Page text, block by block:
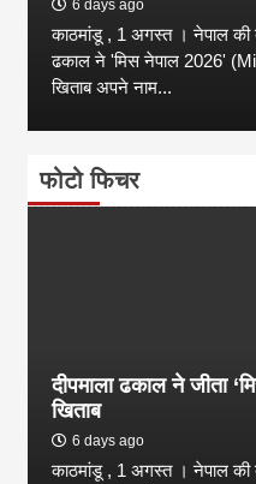
6 days ago
काठमांडू , 1 अगस्त । नेपाल की
ढकाल ने 'मिस नेपाल 2026'
खिताब अपने नाम...
फोटो फिचर
दीपमाला ढकाल ने जीता
खिताब
6 days ago
काठमांडू , 1 अगस्त । नेपाल की